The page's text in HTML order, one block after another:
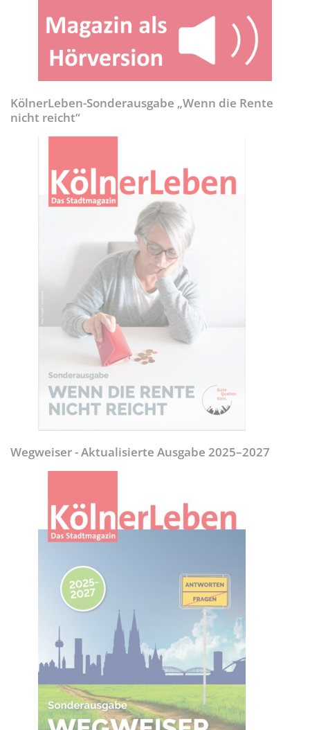
KölnerLeben-Sonderausgabe „Wenn die Rente
nicht reicht“
Wegweiser - Aktualisierte Ausgabe 2025–2027